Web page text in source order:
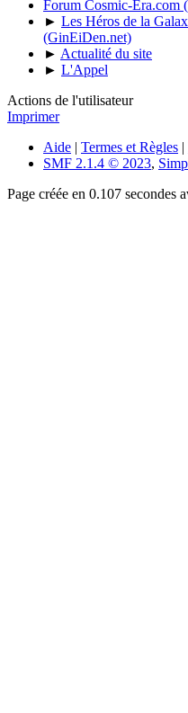
Forum Cosmic-Era.com
► Les Héros de la
(GinEiDen.net)
► Actualité du site
► L'Appel
Actions de l'utilisateur
Imprimer
Aide | Termes et Règles |
SMF 2.1.4 © 2023,
Page créée en 0.107 secondes